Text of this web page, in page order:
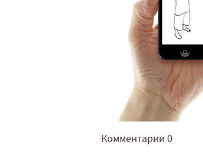
Комментарии 0